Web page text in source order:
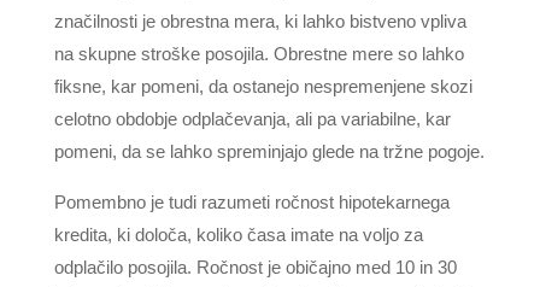
značilnosti je obrestna mera, ki lahko bistveno vpliva
na skupne stroške posojila. Obrestne mere so lahko
fiksne, kar pomeni, da ostanejo nespremenjene skozi
celotno obdobje odplačevanja, ali pa variabilne, kar
pomeni, da se lahko spreminjajo glede na tržne pogoje.
Pomembno je tudi razumeti ročnost hipotekarnega
kredita, ki določa, koliko časa imate na voljo za
odplačilo posojila. Ročnost je običajno med 10 in 30